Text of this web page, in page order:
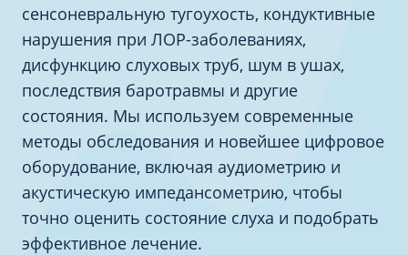
сенсоневральную тугоухость, кондуктивные
нарушения при ЛОР-заболеваниях,
дисфункцию слуховых труб, шум в ушах,
последствия баротравмы и другие
состояния. Мы используем современные
методы обследования и новейшее цифровое
оборудование, включая аудиометрию и
акустическую импедансометрию, чтобы
точно оценить состояние слуха и подобрать
эффективное лечение.